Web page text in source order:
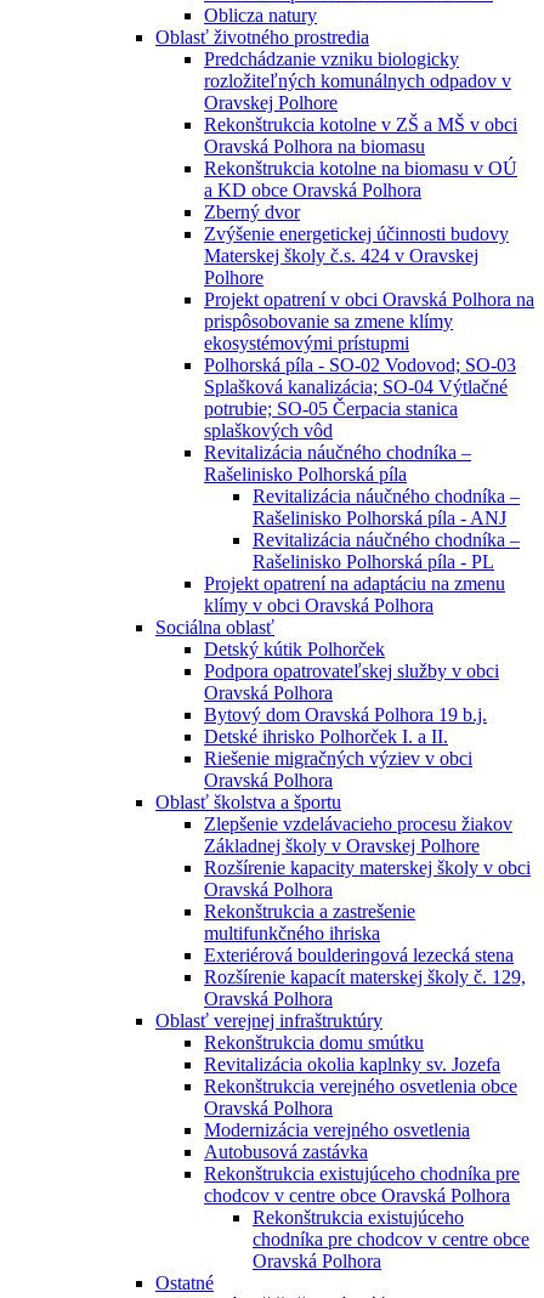
Oblicza natury
Oblasť životného prostredia
Predchádzanie vzniku biologicky
rozložiteľných komunálnych odpadov v
Oravskej Polhore
Rekonštrukcia kotolne v ZŠ a MŠ v obci
Oravská Polhora na biomasu
Rekonštrukcia kotolne na biomasu v OÚ
a KD obce Oravská Polhora
Zberný dvor
Zvýšenie energetickej účinnosti budovy
Materskej školy č.s. 424 v Oravskej
Polhore
Projekt opatrení v obci Oravská Polhora na
prispôsobovanie sa zmene klímy
ekosystémovými prístupmi
Polhorská píla - SO-02 Vodovod; SO-03
Splašková kanalizácia; SO-04 Výtlačné
potrubie; SO-05 Čerpacia stanica
splaškových vôd
Revitalizácia náučného chodníka –
Rašelinisko Polhorská píla
Revitalizácia náučného chodníka –
Rašelinisko Polhorská píla - ANJ
Revitalizácia náučného chodníka –
Rašelinisko Polhorská píla - PL
Projekt opatrení na adaptáciu na zmenu
klímy v obci Oravská Polhora
Sociálna oblasť
Detský kútik Polhorček
Podpora opatrovateľskej služby v obci
Oravská Polhora
Bytový dom Oravská Polhora 19 b.j.
Detské ihrisko Polhorček I. a II.
Riešenie migračných výziev v obci
Oravská Polhora
Oblasť školstva a športu
Zlepšenie vzdelávacieho procesu žiakov
Základnej školy v Oravskej Polhore
Rozšírenie kapacity materskej školy v obci
Oravská Polhora
Rekonštrukcia a zastrešenie
multifunkčného ihriska
Exteriérová boulderingová lezecká stena
Rozšírenie kapacít materskej školy č. 129,
Oravská Polhora
Oblasť verejnej infraštruktúry
Rekonštrukcia domu smútku
Revitalizácia okolia kaplnky sv. Jozefa
Rekonštrukcia verejného osvetlenia obce
Oravská Polhora
Modernizácia verejného osvetlenia
Autobusová zastávka
Rekonštrukcia existujúceho chodníka pre
chodcov v centre obce Oravská Polhora
Rekonštrukcia existujúceho
chodníka pre chodcov v centre obce
Oravská Polhora
Ostatné